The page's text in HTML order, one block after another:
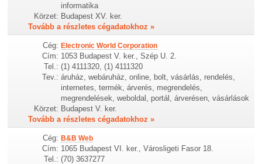
informatika
Körzet: Budapest XV. ker.
Tovább a részletes cégadatokhoz »
Cég: Electronic World Corporation
Cím: 1053 Budapest V. ker., Szép U. 2.
Tel.: (1) 4111320, (1) 4111320
Tev.: áruház, webáruház, online, bolt, vásárlás, rendelés,
internetes, termék, árverés, megrendelés,
megrendelések, weboldal, portál, árverésen, vásárlások
Körzet: Budapest V. ker.
Tovább a részletes cégadatokhoz »
Cég: B&B Web
Cím: 1065 Budapest VI. ker., Városligeti Fasor 18.
Tel.: (70) 3637277